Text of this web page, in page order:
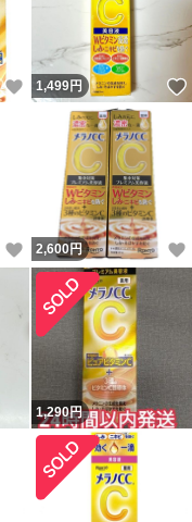
いいね！
1,499円
いいね！
2,600円
1,290円